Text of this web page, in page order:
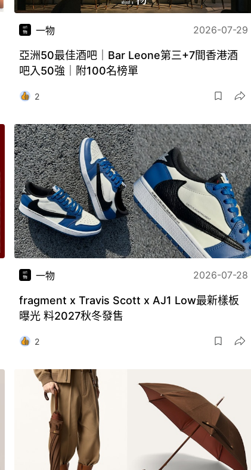
一物 2026-07-29
亞洲50最佳酒吧｜Bar Leone第三+7間香港酒
吧入50強｜附100名榜單
2
一物 2026-07-28
fragment x Travis Scott x AJ1 Low最新樣板
曝光 料2027秋冬發售
2